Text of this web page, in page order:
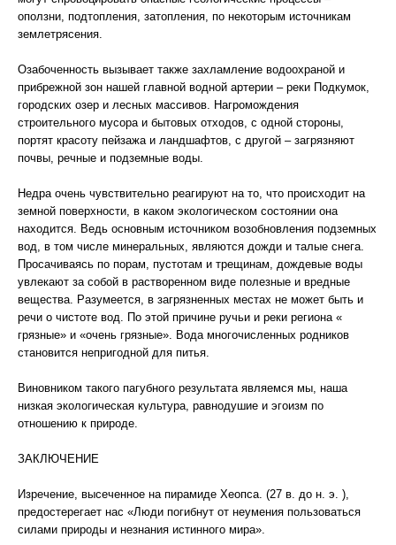
оползни, подтопления, затопления, по некоторым источникам
землетрясения.
Озабоченность вызывает также захламление водоохраной и
прибрежной зон нашей главной водной артерии – реки Подкумок,
городских озер и лесных массивов. Нагромождения
строительного мусора и бытовых отходов, с одной стороны,
портят красоту пейзажа и ландшафтов, с другой – загрязняют
почвы, речные и подземные воды.
Недра очень чувствительно реагируют на то, что происходит на
земной поверхности, в каком экологическом состоянии она
находится. Ведь основным источником возобновления подземных
вод, в том числе минеральных, являются дожди и талые снега.
Просачиваясь по порам, пустотам и трещинам, дождевые воды
увлекают за собой в растворенном виде полезные и вредные
вещества. Разумеется, в загрязненных местах не может быть и
речи о чистоте вод. По этой причине ручьи и реки региона «
грязные» и «очень грязные». Вода многочисленных родников
становится непригодной для питья.
Виновником такого пагубного результата являемся мы, наша
низкая экологическая культура, равнодушие и эгоизм по
отношению к природе.
ЗАКЛЮЧЕНИЕ
Изречение, высеченное на пирамиде Хеопса. (27 в. до н. э. ),
предостерегает нас «Люди погибнут от неумения пользоваться
силами природы и незнания истинного мира».